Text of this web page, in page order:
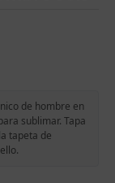
de hombre en
sublimar. Tapa
tapeta de